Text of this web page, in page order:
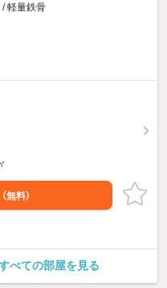
軽量鉄骨
（無料）
べての部屋を見る